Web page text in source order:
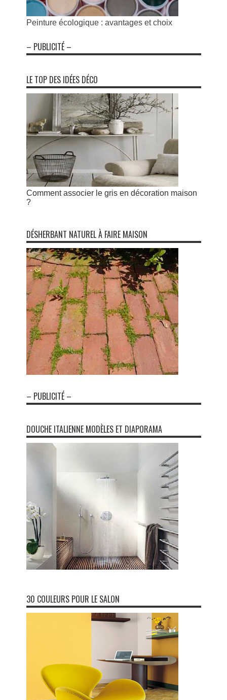
Peinture écologique : avantages et choix
– PUBLICITÉ –
LE TOP DES IDÉES DÉCO
Comment associer le gris en décoration maison
?
DÉSHERBANT NATUREL À FAIRE MAISON
– PUBLICITÉ –
DOUCHE ITALIENNE MODÈLES ET DIAPORAMA
30 COULEURS POUR LE SALON